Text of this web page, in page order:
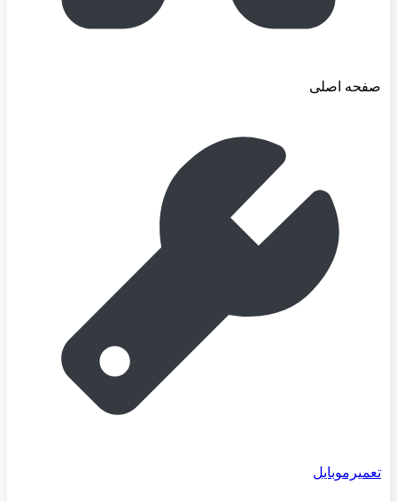
صفحه اصلی
تعمیرموبایل